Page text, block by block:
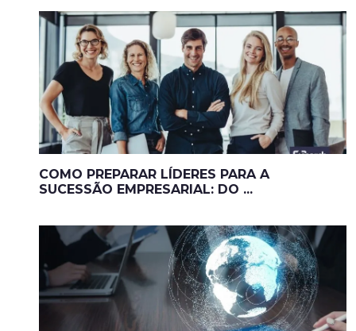
COMO PREPARAR LÍDERES PARA A
SUCESSÃO EMPRESARIAL: DO ...